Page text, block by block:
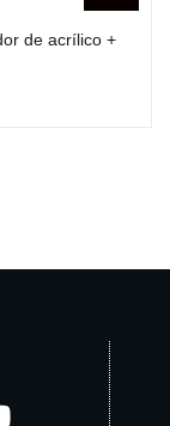
de acrílico +